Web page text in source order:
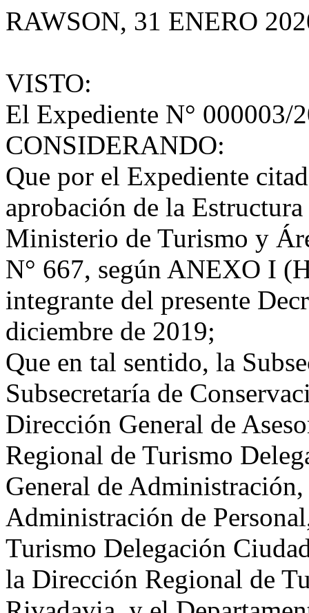
RAWSON, 31 ENERO
VISTO:
El Expediente N° 000003/
CONSIDERANDO:
Que por el Expediente
aprobación de la
Ministerio de Turismo y
N° 667, según ANEXO I
integrante del presente
diciembre de 2019;
Que en tal sentido, la
Subsecretaría de
Dirección General de
Regional de Turismo
General de
Administración de
Turismo Delegación
la Dirección Regional de